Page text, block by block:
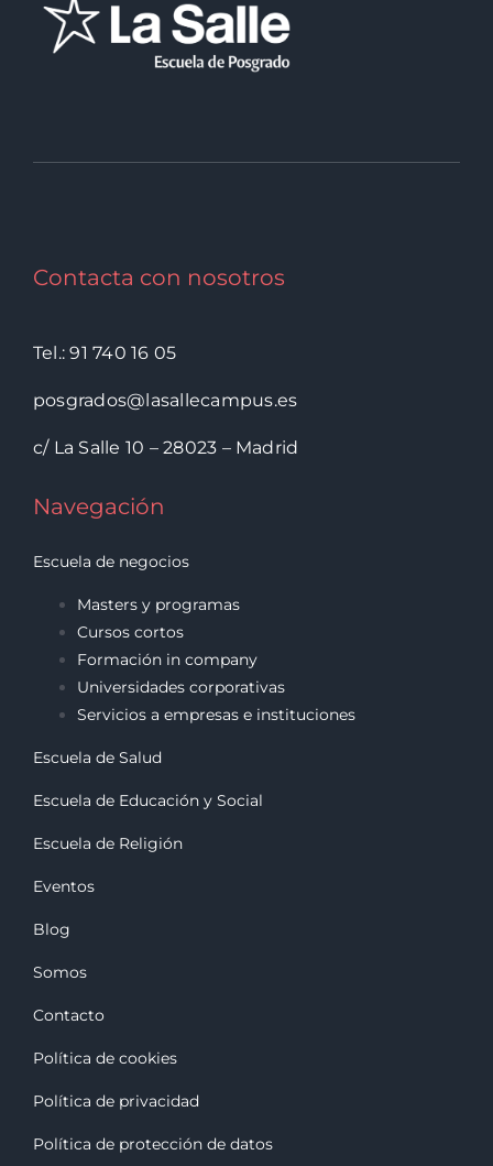
Contacta con nosotros
Tel.: 91 740 16 05
posgrados@lasallecampus.es
c/ La Salle 10 – 28023 – Madrid
Navegación
Escuela de negocios
Masters y programas
Cursos cortos
Formación in company
Universidades corporativas
Servicios a empresas e instituciones
Escuela de Salud
Escuela de Educación y Social
Escuela de Religión
Eventos
Blog
Somos
Contacto
Política de cookies
Política de privacidad
Política de protección de datos